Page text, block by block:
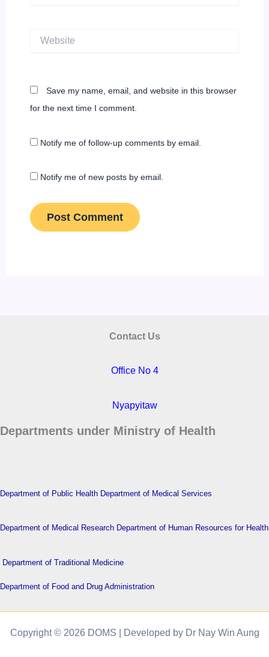
Save my name, email, and website in this browser
for the next time I comment.
Notify me of follow-up comments by email.
Notify me of new posts by email.
Contact Us
Office No 4
Nyapyitaw
Departments under Ministry of Health
Department of Public Health Department of Medical Services
Department of Medical Research Department of Human Resources for Health
Department of Traditional Medicine
Department of Food and Drug Administration
Copyright © 2026 DOMS | Developed by Dr Nay Win Aung